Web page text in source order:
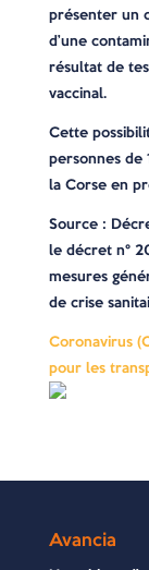
présenter un
d’une
résultat de
vaccinal.
Cette
personnes de
la Corse en
Source :
le décret n°
mesures
de crise
Coronavirus
pour les
Avancia